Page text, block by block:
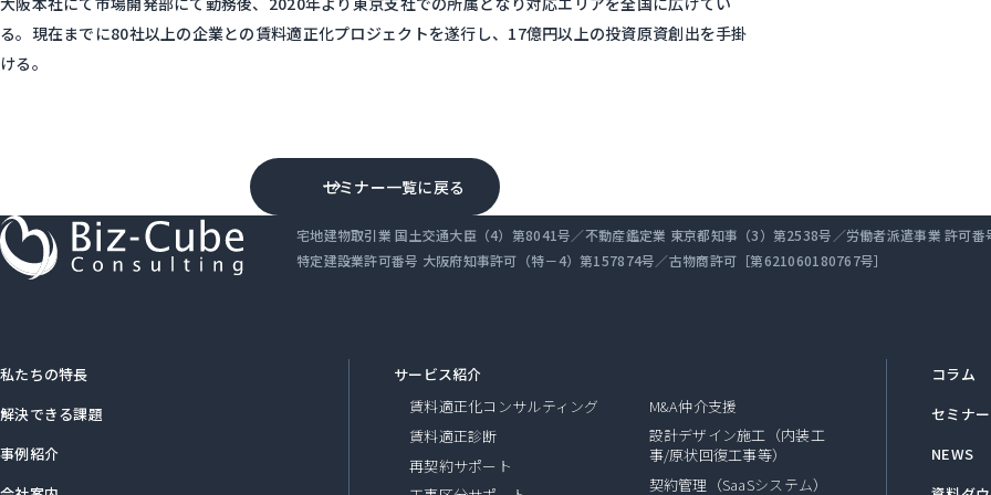
る。現在までに80社以上の企業との賃料適正化プロジェクトを遂行し、17億円以上の投資原資創出を手掛
ける。
セミナー一覧に戻る
宅地建物取引業 国土交通大臣（4）第8041号／不動産鑑定業 東京都知事（3）第2538号／労働者派遣事業 許可
特定建設業許可番号 大阪府知事許可（特－4）第157874号／古物商許可［第621060180767号］
私たちの特長
解決できる課題
事例紹介
サービス紹介
賃料適正化コンサルティング
賃料適正診断
再契約サポート
M&A仲介支援
設計デザイン施工（内装工
事/原状回復工事等）
契約管理（SaaSシステム）
コラム
セミナー
NEWS